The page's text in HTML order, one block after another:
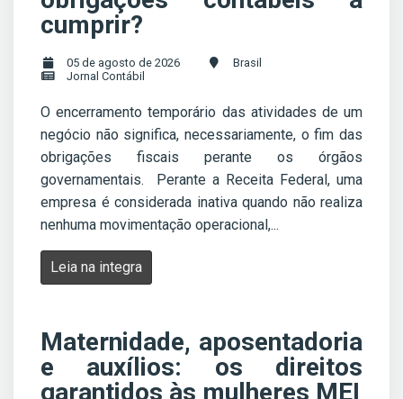
cumprir?
05 de agosto de 2026
Brasil
Jornal Contábil
O encerramento temporário das atividades de um
negócio não significa, necessariamente, o fim das
obrigações fiscais perante os órgãos
governamentais. Perante a Receita Federal, uma
empresa é considerada inativa quando não realiza
nenhuma movimentação operacional,...
Leia na integra
Maternidade, aposentadoria
e auxílios: os direitos
garantidos às mulheres MEI